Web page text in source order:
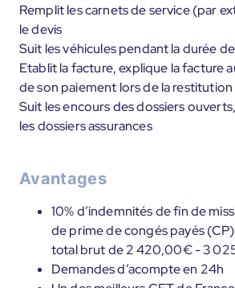
Remplit les carnets de service (par
le devis
Suit les véhicules pendant la durée
Etablit la facture, explique la facture
de son paiement lors de la restitution
Suit les encours des dossiers
les dossiers assurances
Avantages
10% d’indemnités de fin de
de prime de congés payés
total brut de 2 420,00€ - 3
Demandes d’acompte en 24h